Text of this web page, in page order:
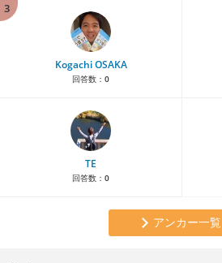
3
Kogachi OSAKA
回答数： 0
TE
回答数： 0
アンカー一覧